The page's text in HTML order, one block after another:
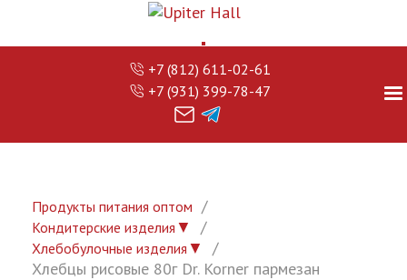
+7 (812) 611-02-61
+7 (931) 399-78-47
Продукты питания оптом
Кондитерские изделия ▼
Хлебобулочные изделия ▼
Хлебцы рисовые 80г Dr. Korner пармезан